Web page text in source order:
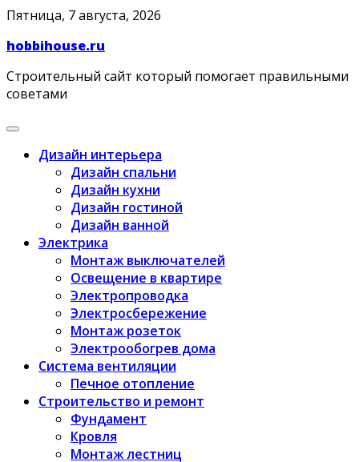
Skip
content
Пятница, 7 августа, 2026
hobbihouse.ru
Строительный сайт который помогает правильными
советами
Дизайн интерьера
Дизайн спальни
Дизайн кухни
Дизайн гостиной
Дизайн ванной
Электрика
Монтаж выключателей
Освещение в квартире
Электропроводка
Электросбережение
Монтаж розеток
Электрообогрев дома
Система вентиляции
Печное отопление
Строительство и ремонт
Фундамент
Кровля
Монтаж лестниц